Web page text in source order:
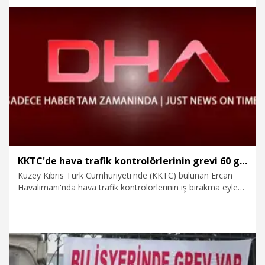
genişletmeye odaklanıyoruz. İnşallah bundan sonra da aynı
Politika
KKTC'de hava trafik kontrolörlerinin grevi 60 gün süreyle ertelendi
Kuzey Kıbrıs Türk Cumhuriyeti'nde (KKTC) bulunan Ercan
Havalimanı'nda hava trafik kontrolörlerinin iş bırakma eylemi